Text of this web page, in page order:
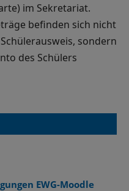
im Sekretariat.
befinden sich nicht
sondern
des Schülers
EWG-Moodle